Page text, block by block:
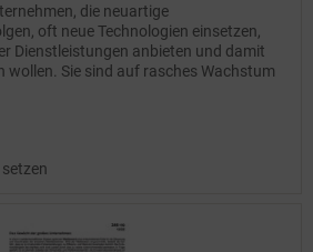
die neuartige
oft neue Technologien einsetzen,
Dienstleistungen anbieten und damit
wollen. Sie sind auf rasches Wachstum